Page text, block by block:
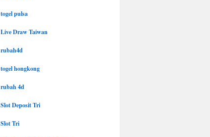
togel pulsa
Live Draw Taiwan
rubah4d
togel hongkong
rubah 4d
Slot Deposit Tri
Slot Tri